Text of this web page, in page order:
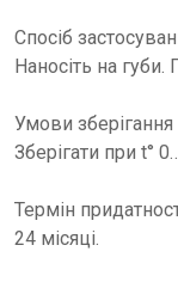
Спосіб
Наносіть на
Умови зберігання
Зберігати при t°
Термін
24 місяці.